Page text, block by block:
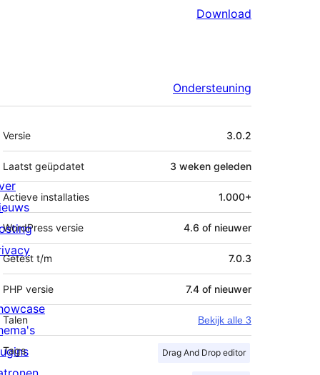
Download
Ondersteuning
Meta
Versie 3.0.2
Laatst geüpdatet 3 weken geleden
Actieve installaties 1.000+
WordPress versie 4.6 of nieuwer
Getest t/m 7.0.3
PHP versie 7.4 of nieuwer
Talen Bekijk alle 3
Tags Drag And Drop editor